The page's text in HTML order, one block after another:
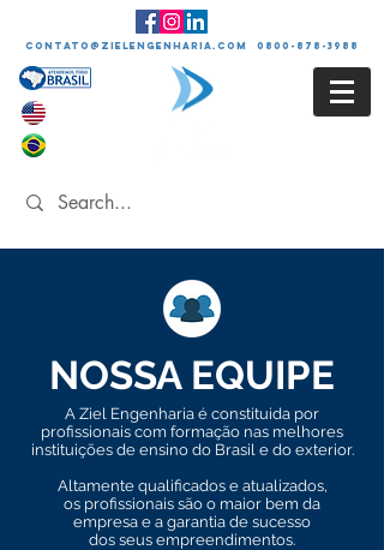
contato@zielengenharia.com 0800-878-3988
NOSSA EQUIPE
A Ziel Engenharia é constituida por
profissionais com formação nas melhores
instituições de ensino do Brasil e do exterior.
Altamente qualificados e atualizados,
os profissionais são o maior bem da
empresa e a garantia de sucesso
dos seus empreendimentos.